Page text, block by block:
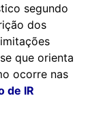
segundo
dos
que orienta
ocorre nas
de IR